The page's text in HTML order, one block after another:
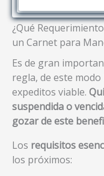
¿Qué
un Carnet para
Es de gran
regla, de este
expeditos viable.
suspendida o
gozar de este
Los requisitos
los próximos: